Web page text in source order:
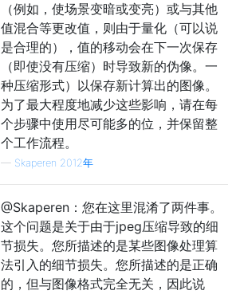
（例如，使场景变暗或变亮）或与其他
值混合等更改值，则由于量化（可以说
是合理的），值的移动会在下一次保存
（即使没有压缩）时导致新的伪像。一
种压缩形式）以保存新计算出的图像。
为了最大程度地减少这些影响，请在每
个步骤中使用尽可能多的位，并保留整
个工作流程。
— Skaperen 2012年
@Skaperen：您在这里混淆了两件事。
这个问题是关于由于jpeg压缩导致的细
节损失。您所描述的是某些图像处理算
法引入的细节损失。您所描述的是正确
的，但与图像格式完全无关，因此说